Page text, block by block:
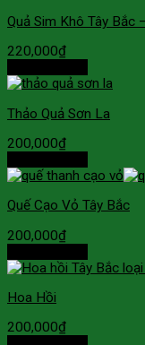
Quả Sim Khô Tây Bắc
220,000₫
Thảo Quả Sơn La
200,000₫
Quế Cạo Vỏ Tây Bắc
200,000₫
Hoa Hồi
200,000₫